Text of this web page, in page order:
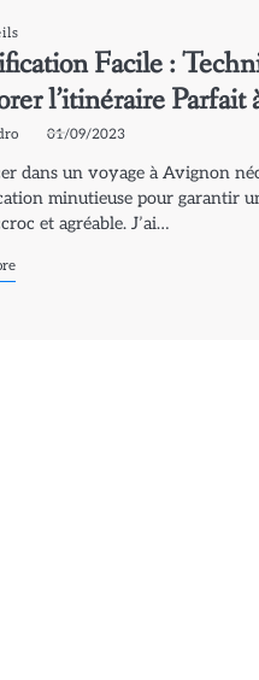
Facile :
l’itinéraire Parfait
01/09/2023
dans un voyage à Avignon
minutieuse pour garantir
et agréable. J’ai…